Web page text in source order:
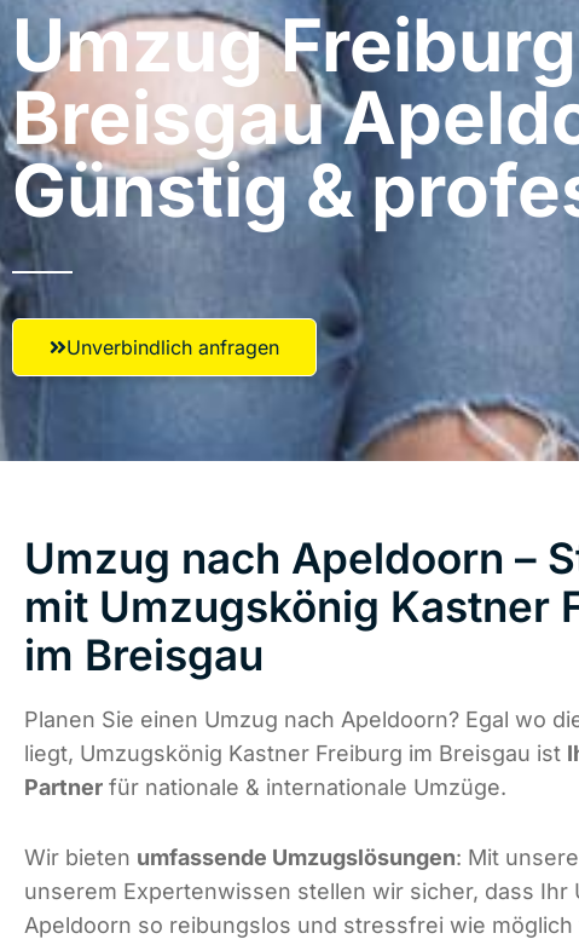
Umzug
Breisgau​
Günstig &
Unverbindlich anfragen
Umzug nach Apeldoorn –
mit Umzugskönig Kastner
im Breisgau
Planen Sie einen Umzug nach Apeldoorn? Egal wo
liegt, Umzugskönig Kastner Freiburg im Breisgau ist
Partner für nationale & internationale Umzüge.
Wir bieten umfassende Umzugslösungen: Mit
unserem Expertenwissen stellen wir sicher, dass Ihr
Apeldoorn so reibungslos und stressfrei wie möglich